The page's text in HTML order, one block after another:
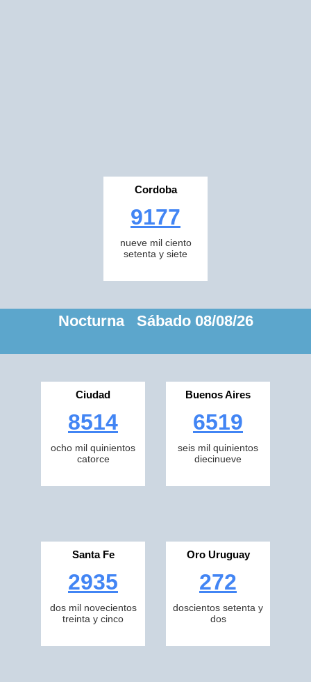
Cordoba
9177
nueve mil ciento
setenta y siete
Nocturna Sábado 08/08/26
Ciudad
8514
ocho mil quinientos
catorce
Buenos Aires
6519
seis mil quinientos
diecinueve
Santa Fe
2935
dos mil novecientos
treinta y cinco
Oro Uruguay
272
doscientos setenta y
dos